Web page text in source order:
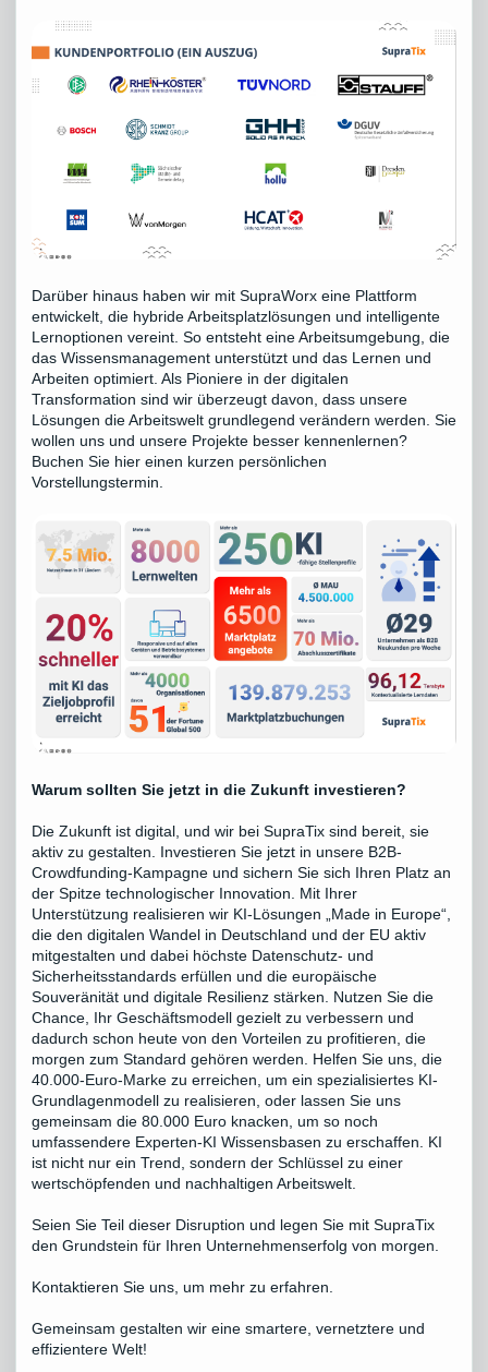
Darüber hinaus haben wir mit SupraWorx eine Plattform
entwickelt, die hybride Arbeitsplatzlösungen und intelligente
Lernoptionen vereint. So entsteht eine Arbeitsumgebung, die
das Wissensmanagement unterstützt und das Lernen und
Arbeiten optimiert. Als Pioniere in der digitalen
Transformation sind wir überzeugt davon, dass unsere
Lösungen die Arbeitswelt grundlegend verändern werden. Sie
wollen uns und unsere Projekte besser kennenlernen?
Buchen Sie hier einen kurzen persönlichen
Vorstellungstermin.
Warum sollten Sie jetzt in die Zukunft investieren?
Die Zukunft ist digital, und wir bei SupraTix sind bereit, sie
aktiv zu gestalten. Investieren Sie jetzt in unsere B2B-
Crowdfunding-Kampagne und sichern Sie sich Ihren Platz an
der Spitze technologischer Innovation. Mit Ihrer
Unterstützung realisieren wir KI-Lösungen „Made in Europe“,
die den digitalen Wandel in Deutschland und der EU aktiv
mitgestalten und dabei höchste Datenschutz- und
Sicherheitsstandards erfüllen und die europäische
Souveränität und digitale Resilienz stärken. Nutzen Sie die
Chance, Ihr Geschäftsmodell gezielt zu verbessern und
dadurch schon heute von den Vorteilen zu profitieren, die
morgen zum Standard gehören werden. Helfen Sie uns, die
40.000-Euro-Marke zu erreichen, um ein spezialisiertes KI-
Grundlagenmodell zu realisieren, oder lassen Sie uns
gemeinsam die 80.000 Euro knacken, um so noch
umfassendere Experten-KI Wissensbasen zu erschaffen. KI
ist nicht nur ein Trend, sondern der Schlüssel zu einer
wertschöpfenden und nachhaltigen Arbeitswelt.
Seien Sie Teil dieser Disruption und legen Sie mit SupraTix
den Grundstein für Ihren Unternehmenserfolg von morgen.
Kontaktieren Sie uns, um mehr zu erfahren.
Gemeinsam gestalten wir eine smartere, vernetztere und
effizientere Welt!